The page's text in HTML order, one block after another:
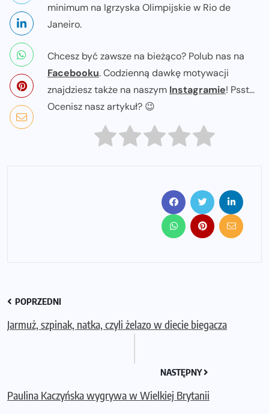
minimum na Igrzyska Olimpijskie w Rio de
Janeiro.
Chcesz być zawsze na bieżąco? Polub nas na
Facebooku. Codzienną dawkę motywacji
znajdziesz także na naszym Instagramie! Psst...
Ocenisz nasz artykuł? 😉
POPRZEDNI
Jarmuż, szpinak, natka, czyli żelazo w diecie biegacza
NASTĘPNY
Paulina Kaczyńska wygrywa w Wielkiej Brytanii